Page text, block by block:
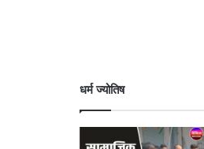
धर्म ज्योतिष